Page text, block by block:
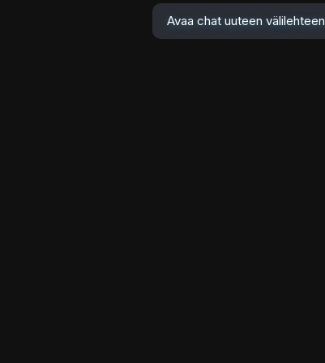
Avaa chat uuteen välilehteen